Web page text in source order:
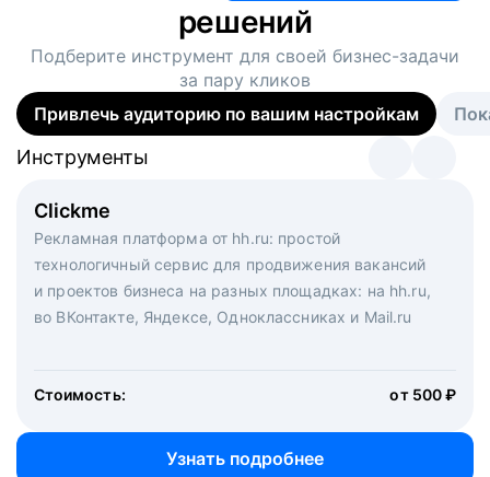
решений
Подберите инструмент для своей бизнес-задачи
за пару кликов
Привлечь аудиторию по вашим настройкам
Clickme
Рекламная платформа от hh.ru: простой
технологичный сервис для продвижения вакансий
и проектов бизнеса на разных площадках: на hh.ru,
во ВКонтакте, Яндексе, Одноклассниках и Mail.ru
Стоимость: от 500 ₽
Узнать подробнее
Инструменты
Вакансия дня
Рекламный формат для вакансий на главной странице
hh.ru. Увеличивает количество откликов
Инструменты
Массовый подбор под ключ. Решите, сколько
кандидатов и когда вам нужно, и за дело возьмутся
маркетологи, рекрутеры и проектные менеджеры
hh.ru с целым набором digital-инструментов
Инструменты